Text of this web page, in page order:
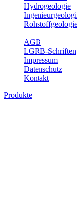
Hydrogeologie
Rohstoffgeologie
AGB
LGRB-Schriften
Impressum
Datenschutz
Kontakt
Produkte